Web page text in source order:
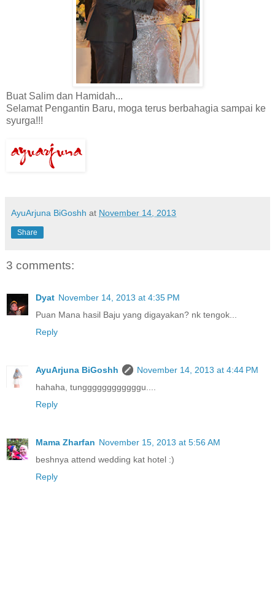
Buat Salim dan Hamidah...
Selamat Pengantin Baru, moga terus berbahagia sampai ke
syurga!!!
AyuArjuna BiGoshh at November 14, 2013
Share
3 comments:
Dyat November 14, 2013 at 4:35 PM
Puan Mana hasil Baju yang digayakan? nk tengok...
Reply
AyuArjuna BiGoshh
November 14, 2013 at 4:44 PM
hahaha, tunggggggggggggu....
Reply
Mama Zharfan November 15, 2013 at 5:56 AM
beshnya attend wedding kat hotel :)
Reply